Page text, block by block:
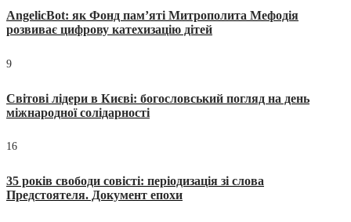
AngelicBot: як Фонд пам’яті Митрополита Мефодія
розвиває цифрову катехизацію дітей
9
Світові лідери в Києві: богословський погляд на день
міжнародної солідарності
16
35 років свободи совісті: періодизація зі слова
Предстоятеля. Документ епохи